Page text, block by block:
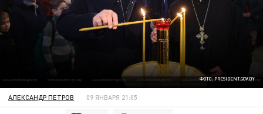
ФОТО: PRESIDENT.GOV.BY
АЛЕКСАНДР ПЕТРОВ 09 ЯНВАРЯ 21:05